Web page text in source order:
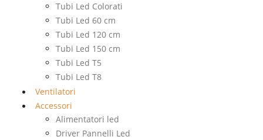
Tubi Led Colorati
Tubi Led 60 cm
Tubi Led 120 cm
Tubi Led 150 cm
Tubi Led T5
Tubi Led T8
Ventilatori
Accessori
Alimentatori led
Driver Pannelli Led